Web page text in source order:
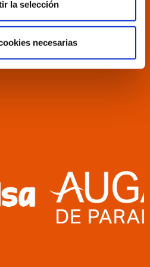
la selección
necesarias